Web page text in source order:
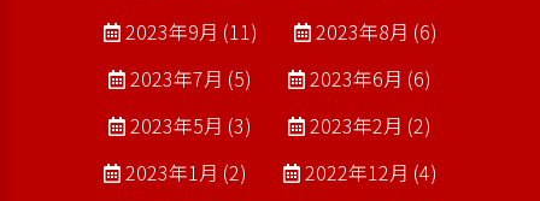
2023年9月 (11)
2023年8月 (6)
2023年7月 (5)
2023年6月 (6)
2023年5月 (3)
2023年2月 (2)
2023年1月 (2)
2022年12月 (4)